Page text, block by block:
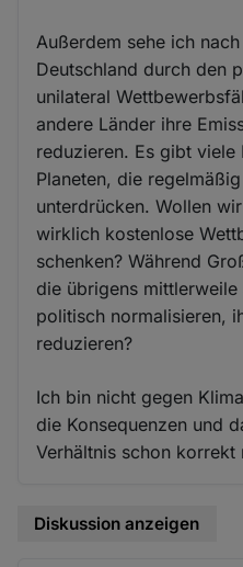
Außerdem sehe ich
Deutschland durch den
unilateral
andere Länder ihre
reduzieren. Es gibt viele
Planeten, die
unterdrücken. Wollen
wirklich kostenlose
schenken? Während
die übrigens
politisch normalisieren,
reduzieren?
Ich bin nicht gegen
die Konsequenzen und
Verhältnis schon korrekt
Diskussion anzeigen